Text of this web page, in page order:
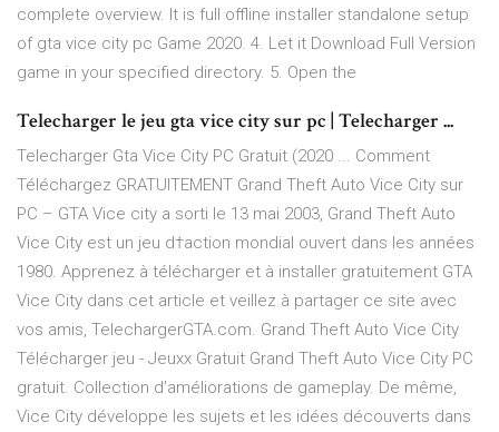
complete overview. It is full offline installer standalone setup
of gta vice city pc Game 2020. 4. Let it Download Full Version
game in your specified directory. 5. Open the
Telecharger le jeu gta vice city sur pc | Telecharger ...
Telecharger Gta Vice City PC Gratuit (2020 ... Comment
Téléchargez GRATUITEMENT Grand Theft Auto Vice City sur
PC – GTA Vice city a sorti le 13 mai 2003, Grand Theft Auto
Vice City est un jeu d†action mondial ouvert dans les années
1980. Apprenez à télécharger et à installer gratuitement GTA
Vice City dans cet article et veillez à partager ce site avec
vos amis, TelechargerGTA.com. Grand Theft Auto Vice City
Télécharger jeu - Jeuxx Gratuit Grand Theft Auto Vice City PC
gratuit. Collection d’améliorations de gameplay. De même,
Vice City développe les sujets et les idées découverts dans